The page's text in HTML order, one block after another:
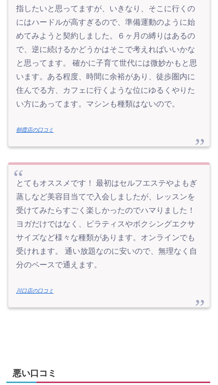
指したいと思ってますが、いきなり、そこに行くの
にはハードルが高すぎるので、準備運動のように始
めてみようと契約しました。６ヶ月の縛りはあるの
で、逆に続けるかどうかはそこで考えればいいかな
と思ってます。 確かに子育て世代には微妙かもと思
います。ある程度、時間に余裕があり、徒歩圏内に
住んでる方、カフェに行くような位にゆるくやりた
い方にあってます。マシンも種類はないので。
朝霞店の口コミ
とてもオススメです！ 最初はセルフエステやよもぎ
蒸しなど美容目当てで入会しましたが、レッスンを
受けてみたらすごく楽しかったのでハマりました！
ヨガだけではなく、ピラティスやボクシングエクサ
サイズなど様々な種類があります。オンラインでも
受けれます。 通い放題なのに安いので、無理なく自
分のペースで通えます。
川口店の口コミ
悪い口コミ